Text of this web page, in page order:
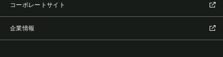
コーポレートサイト
企業情報